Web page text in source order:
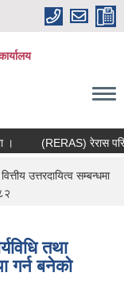
(RERAS) रेरास
उत्तरदायित्व सम्बन्धमा
तथा
गर्न बनेको